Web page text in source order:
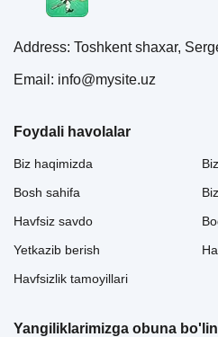
Address: Toshkent shaxar,
Email: info@mysite.uz
Foydali havolalar
Biz haqimizda
Bosh sahifa
Havfsiz savdo
Yetkazib berish
Havfsizlik tamoyillari
Yangiliklarimizga obuna